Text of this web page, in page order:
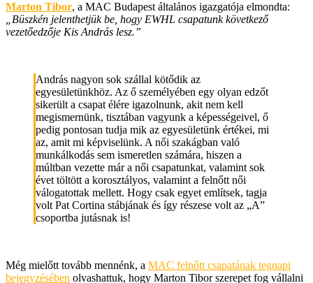
Marton Tibor, a MAC Budapest általános igazgatója elmondta:
„Büszkén jelenthetjük be, hogy EWHL csapatunk következő
vezetőedzője Kis András lesz.”
András nagyon sok szállal kötődik az
egyesületünkhöz. Az ő személyében egy olyan edzőt
sikerült a csapat élére igazolnunk, akit nem kell
megismernünk, tisztában vagyunk a képességeivel, ő
pedig pontosan tudja mik az egyesületünk értékei, mi
az, amit mi képviselünk. A női szakágban való
munkálkodás sem ismeretlen számára, hiszen a
múltban vezette már a női csapatunkat, valamint sok
évet töltött a korosztályos, valamint a felnőtt női
válogatottak mellett. Hogy csak egyet említsek, tagja
volt Pat Cortina stábjának és így részese volt az „A”
csoportba jutásnak is!
Még mielőtt tovább mennénk, a MAC felnőtt csapatának tegnapi
bejegyzésében olvashattuk, hogy Marton Tibor szerepet fog vállalni